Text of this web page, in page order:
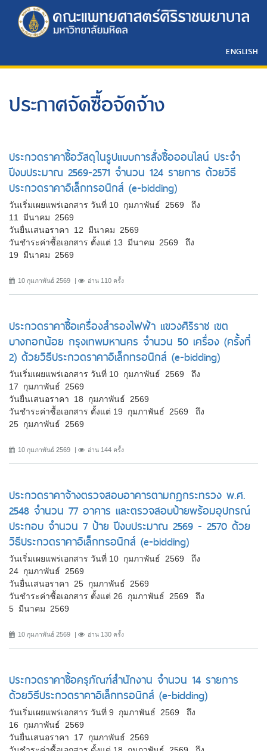
ENGLISH
ประกาศจัดซื้อจัดจ้าง
ประกวดราคาซื้อวัสดุในรูปแบบการสั่งซื้อออนไลน์ ประจำ
ปีงบประมาณ 2569-2571 จำนวน 124 รายการ ด้วยวิธี
ประกวดราคาอิเล็กทรอนิกส์ (e-bidding)
วันเริ่มเผยแพร่เอกสาร วันที่ 10 กุมภาพันธ์ 2569 ถึง
11 มีนาคม 2569
วันยื่นเสนอราคา 12 มีนาคม 2569
วันชำระค่าซื้อเอกสาร ตั้งแต่ 13 มีนาคม 2569 ถึง
19 มีนาคม 2569
10 กุมภาพันธ์ 2569 อ่าน 110 ครั้ง
ประกวดราคาซื้อเครื่องสำรองไฟฟ้า แขวงศิริราช เขต
บางกอกน้อย กรุงเทพมหานคร จำนวน 50 เครื่อง (ครั้งที่
2) ด้วยวิธีประกวดราคาอิเล็กทรอนิกส์ (e-bidding)
วันเริ่มเผยแพร่เอกสาร วันที่ 10 กุมภาพันธ์ 2569 ถึง
17 กุมภาพันธ์ 2569
วันยื่นเสนอราคา 18 กุมภาพันธ์ 2569
วันชำระค่าซื้อเอกสาร ตั้งแต่ 19 กุมภาพันธ์ 2569 ถึง
25 กุมภาพันธ์ 2569
10 กุมภาพันธ์ 2569 อ่าน 144 ครั้ง
ประกวดราคาจ้างตรวจสอบอาคารตามกฎกระทรวง พ.ศ.
2548 จำนวน 77 อาคาร และตรวจสอบป้ายพร้อมอุปกรณ์
ประกอบ จำนวน 7 ป้าย ปีงบประมาณ 2569 - 2570 ด้วย
วิธีประกวดราคาอิเล็กทรอนิกส์ (e-bidding)
วันเริ่มเผยแพร่เอกสาร วันที่ 10 กุมภาพันธ์ 2569 ถึง
24 กุมภาพันธ์ 2569
วันยื่นเสนอราคา 25 กุมภาพันธ์ 2569
วันชำระค่าซื้อเอกสาร ตั้งแต่ 26 กุมภาพันธ์ 2569 ถึง
5 มีนาคม 2569
10 กุมภาพันธ์ 2569 อ่าน 130 ครั้ง
ประกวดราคาซื้อครุภัณฑ์สำนักงาน จำนวน 14 รายการ
ด้วยวิธีประกวดราคาอิเล็กทรอนิกส์ (e-bidding)
วันเริ่มเผยแพร่เอกสาร วันที่ 9 กุมภาพันธ์ 2569 ถึง
16 กุมภาพันธ์ 2569
วันยื่นเสนอราคา 17 กุมภาพันธ์ 2569